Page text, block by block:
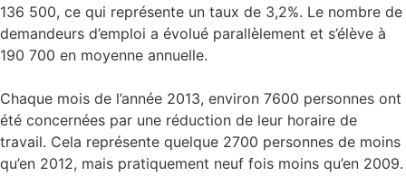
136 500, ce qui représente un taux de 3,2%. Le nombre de
demandeurs d’emploi a évolué parallèlement et s’élève à
190 700 en moyenne annuelle.
Chaque mois de l’année 2013, environ 7600 personnes ont
été concernées par une réduction de leur horaire de
travail. Cela représente quelque 2700 personnes de moins
qu’en 2012, mais pratiquement neuf fois moins qu’en 2009.